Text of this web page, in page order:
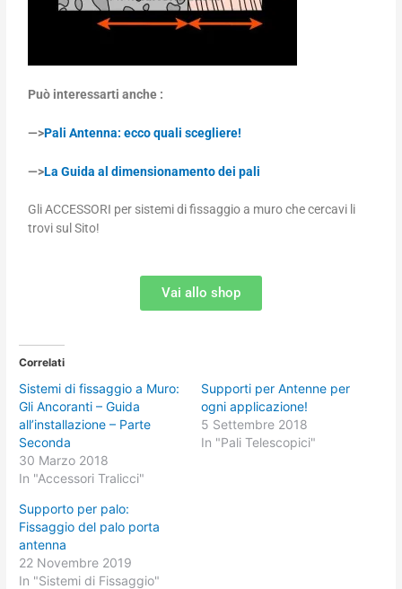
Può interessarti anche :
—>Pali Antenna: ecco quali scegliere!
—>La Guida al dimensionamento dei pali
Gli ACCESSORI per sistemi di fissaggio a muro che cercavi li
trovi sul Sito!
Vai allo shop
Correlati
Sistemi di fissaggio a Muro:
Gli Ancoranti – Guida
all’installazione – Parte
Seconda
30 Marzo 2018
In "Accessori Tralicci"
Supporti per Antenne per
ogni applicazione!
5 Settembre 2018
In "Pali Telescopici"
Supporto per palo:
Fissaggio del palo porta
antenna
22 Novembre 2019
In "Sistemi di Fissaggio"